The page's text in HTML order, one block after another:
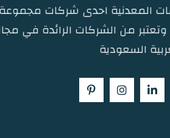
المعدنية احدى شركات مجموعة
من الشركات الرائدة في
السعودية